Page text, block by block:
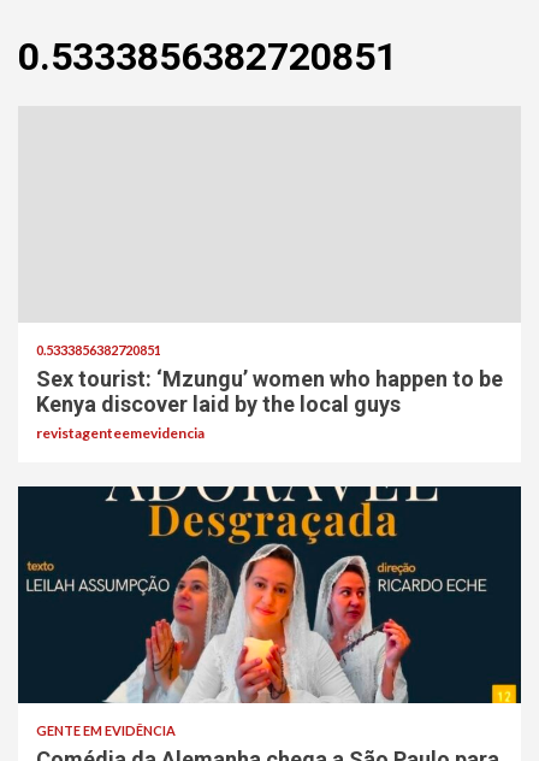
0.5333856382720851
0.5333856382720851
Sex tourist: ‘Mzungu’ women who happen to be
Kenya discover laid by the local guys
revistagenteemevidencia
GENTE EM EVIDÊNCIA